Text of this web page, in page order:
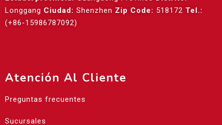
Longgang Ciudad: Shenzhen Zip Code: 518172 Tel.:
(+86-15986787092)
Atención Al Cliente
Preguntas frecuentes
Sucursales